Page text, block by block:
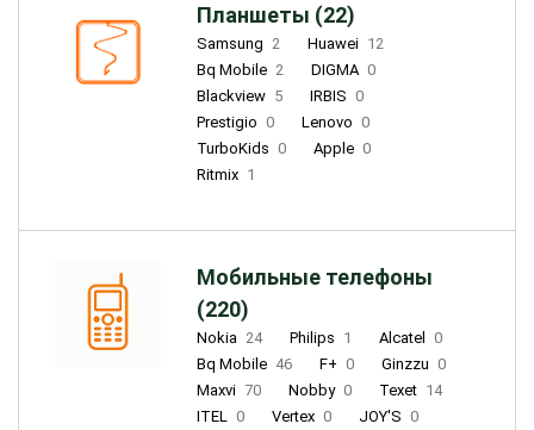
Планшеты (22)
Samsung 2 Huawei 12
Bq Mobile 2 DIGMA 0
Blackview 5 IRBIS 0
Prestigio 0 Lenovo 0
TurboKids 0 Apple 0
Ritmix 1
Мобильные телефоны
(220)
Nokia 24 Philips 1 Alcatel
0
Bq Mobile 46 F+ 0 Ginzzu 0
Maxvi 70 Nobby 0 Texet 14
ITEL 0 Vertex 0 JOY'S 0